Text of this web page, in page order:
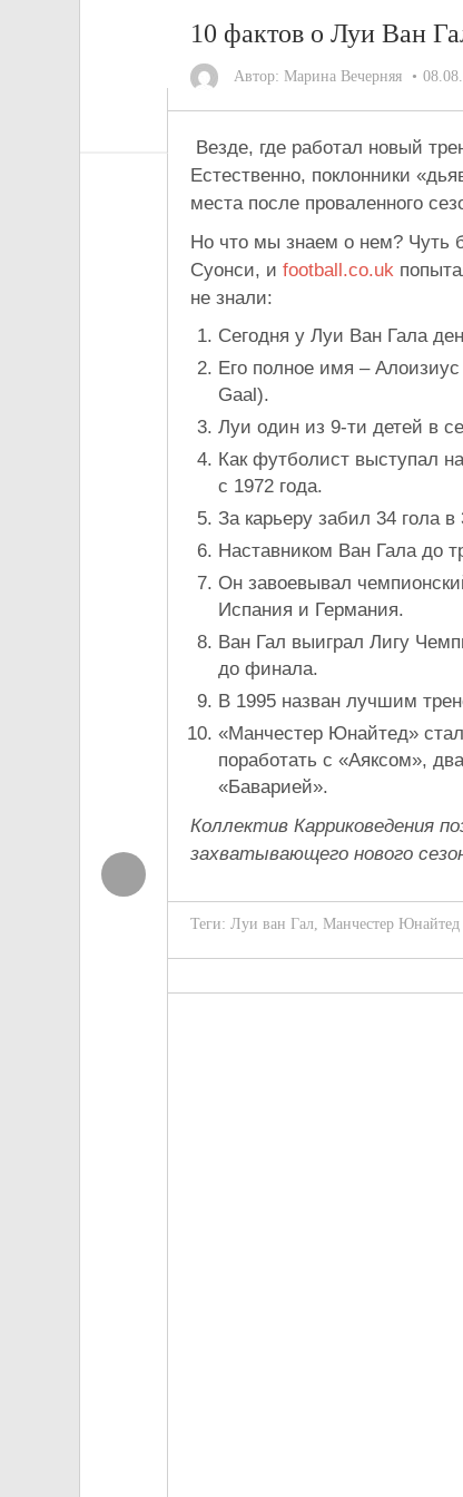
10 фактов о Луи Ван
Автор: Марина Вечерняя
Везде, где работал новый
Естественно, поклонники
места после проваленного
Но что мы знаем о нем? Чуть
Суонси, и football.co.uk
не знали:
Сегодня у Луи Ван Гала
Его полное имя –
Gaal).
Луи один из 9-ти детей в
Как футболист выступал
c 1972 года.
За карьеру забил 34 гола в
Наставником Ван Гала до
Он завоевывал
Испания и Германия.
Ван Гал выиграл Лигу
до финала.
В 1995 назван лучшим
«Манчестер Юнайтед»
поработать с «Аяксом»,
«Баварией».
Коллектив Карриковедения
захватывающего нового
Теги: Луи ван Гал, Манчестер Юнайтед